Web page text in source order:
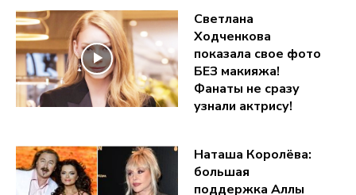
Светлана
Ходченкова
показала свое фото
БЕЗ макияжа!
Фанаты не сразу
узнали актрису!
Наташа Королёва:
большая
поддержка Аллы